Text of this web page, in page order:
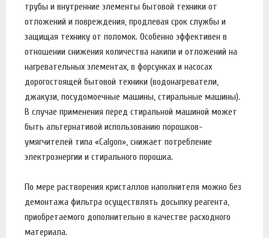
трубы и внутренние элементы бытовой техники от
отложений и повреждения, продлевая срок службы и
защищая технику от поломок. Особенно эффективен в
отношении снижения количества накипи и отложений на
нагревательных элементах, в форсунках и насосах
дорогостоящей бытовой техники (водонагреватели,
джакузи, посудомоечные машины, стиральные машины).
В случае применения перед стиральной машиной может
быть альтернативой использованию порошков-
умягчителей типа «Calgon», снижает потребление
электроэнергии и стирального порошка.
По мере растворения кристаллов наполнителя можно без
демонтажа фильтра осуществлять досыпку реагента,
приобретаемого дополнительно в качестве расходного
материала.